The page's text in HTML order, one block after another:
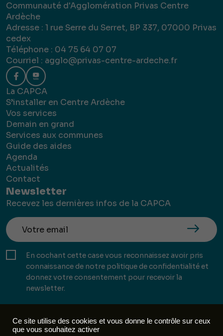
Communauté d'Agglomération Privas Centre
Ardèche
Adresse : 1 rue Serre du Serret, BP 337, 07000 Privas
cedex
Téléphone : 04 75 64 07 07
Courriel : agglo@privas-centre-ardeche.fr
La CAPCA
S’installer en Centre Ardèche
Vos services
Demain en grand
Services aux communes
Guide des aides
Agenda
Actualités
Contact
Newsletter
Recevez les dernières infos de la CAPCA
En cochant cette case vous reconnaissez avoir pris
connaissance de notre politique de confidentialité et
donnez votre consentement pour recevoir la
newsletter.
Ce site utilise des cookies et vous donne le contrôle sur ceux
que vous souhaitez activer